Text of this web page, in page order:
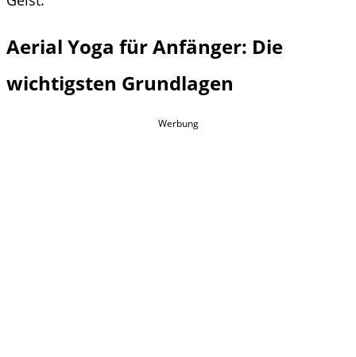
Aerial Yoga für Anfänger: Die
wichtigsten Grundlagen
Werbung